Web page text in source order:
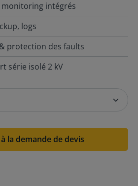
intégrés
logs
protection des faults
série isolé 2 kV
la demande de devis